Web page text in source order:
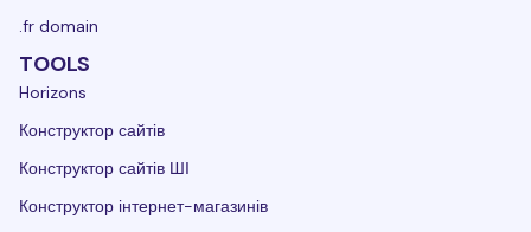
.fr domain
TOOLS
Horizons
Конструктор сайтів
Конструктор сайтів ШІ
Конструктор інтернет-магазинів